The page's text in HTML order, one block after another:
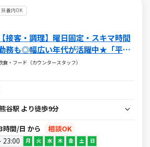
扶養内OK
【接客・調理】曜日固定・スキマ時間
務も◎幅広い年代が活躍中★「平日
お昼だけ」や「土日のみ」もOK!!
食・フード（カウンタースタッフ）
谷駅 より徒歩9分
間/日 から
相談OK
23:00 月 火 水 木 金 土 日